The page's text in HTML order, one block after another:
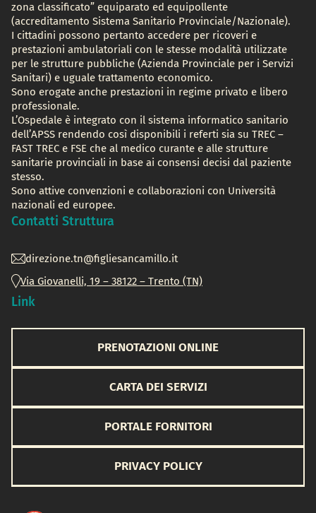
zona classificato” equiparato ed equipollente
(accreditamento Sistema Sanitario Provinciale/Nazionale).
I cittadini possono pertanto accedere per ricoveri e
prestazioni ambulatoriali con le stesse modalità utilizzate
per le strutture pubbliche (Azienda Provinciale per i Servizi
Sanitari) e uguale trattamento economico.
Sono erogate anche prestazioni in regime privato e libero
professionale.
L’Ospedale è integrato con il sistema informatico sanitario
dell’APSS rendendo così disponibili i referti sia su TREC –
FAST TREC e FSE che al medico curante e alle strutture
sanitarie provinciali in base ai consensi decisi dal paziente
stesso.
Sono attive convenzioni e collaborazioni con Università
nazionali ed europee.
Contatti Struttura
direzione.tn@figliesancamillo.it
Via Giovanelli, 19 – 38122 – Trento (TN)
Link
PRENOTAZIONI ONLINE
CARTA DEI SERVIZI
PORTALE FORNITORI
PRIVACY POLICY